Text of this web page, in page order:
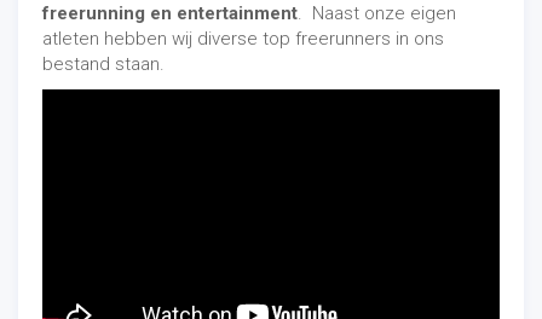
freerunning en entertainment . Naast onze eigen
atleten hebben wij diverse top freerunners in ons
bestand staan.